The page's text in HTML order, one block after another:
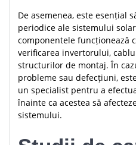
De asemenea, este esențial
periodice ale sistemului
componentele funcționează
verificarea invertorului,
structurilor de montaj. În
probleme sau defecțiuni,
un specialist pentru a
înainte ca acestea să
sistemului.